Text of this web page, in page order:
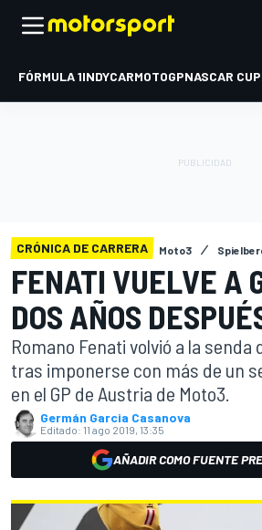
FÓRMULA 1INDYCARMOTOGPNASCAR CUP
CRÓNICA DE CARRERA Moto3
FENATI VUELVE A
DOS AÑOS
Romano Fenati volvió a la senda
tras imponerse con más de un
en el GP de Austria de Moto3.
Germán Garcia Casanova
Editado: 11 ago 2019, 13:35
AÑADIR COMO FUENTE